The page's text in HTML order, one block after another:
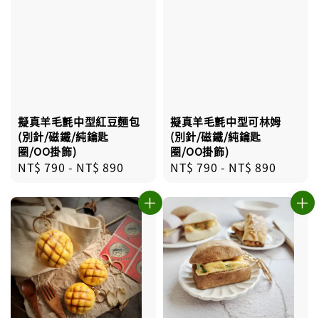
擬真羊毛氈中型紅豆麵包
(別針/磁鐵/純鑰匙
圈/OO掛飾)
Regular
NT$ 790 - NT$ 890
擬真羊毛氈中型可林姆
(別針/磁鐵/純鑰匙
圈/OO掛飾)
Regular
NT$ 790 - NT$ 890